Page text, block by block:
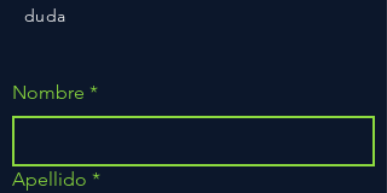
duda
Nombre *
Apellido *